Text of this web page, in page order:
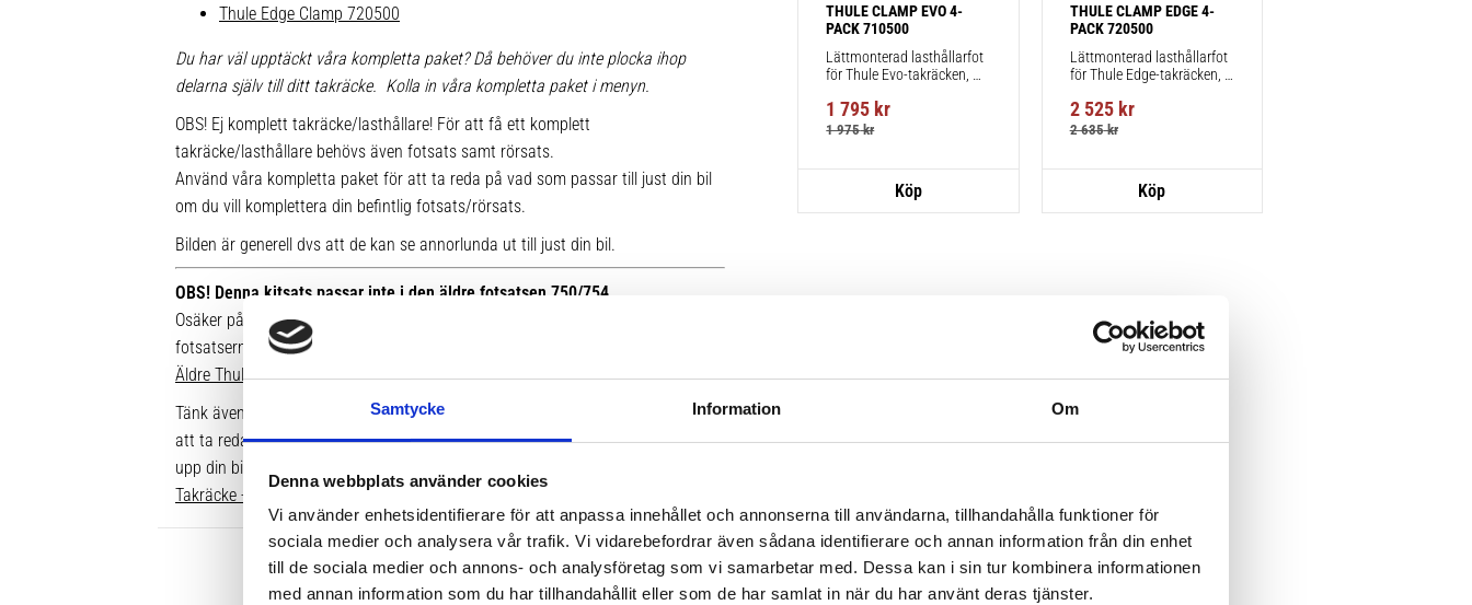
Samtycke Information Om
Denna webbplats använder cookies
Vi använder enhetsidentifierare för att anpassa innehållet och annonserna till användarna, tillhandahålla funktioner för
sociala medier och analysera vår trafik. Vi vidarebefordrar även sådana identifierare och annan information från din enhet
till de sociala medier och annons- och analysföretag som vi samarbetar med. Dessa kan i sin tur kombinera informationen
med annan information som du har tillhandahållit eller som de har samlat in när du har använt deras tjänster.
Thule Edge Clamp 720500
Du har väl upptäckt våra kompletta paket? Då behöver du inte plocka ihop
delarna själv till ditt takräcke. Kolla in våra kompletta paket i menyn.
OBS! Ej komplett takräcke/lasthållare! För att få ett komplett
takräcke/lasthållare behövs även fotsats samt rörsats.
Använd våra kompletta paket för att ta reda på vad som passar till just din bil
om du vill komplettera din befintlig fotsats/rörsats.
Bilden är generell dvs att de kan se annorlunda ut till just din bil.
OBS! Denna kitsats passar inte i den äldre fotsatsen 750/754.
Osäker på vilken fot du har sedan tidigare? Här kan du se bilder på de äldre
fotsatserna:
Äldre Thule fotsatser som inte går att komplettera med nya kitsatser >>
Tänk även på att dina rör över taket behöver vara i rätt längd. Enklaste sättet
att ta reda på vilken längd du ska ha är att gå till våra kompletta paket, leta
upp din bil. Där ser du enkelt vilken längd som passar.
Takräcke - kompletta paket >>
THULE CLAMP EVO 4-
PACK 710500
Lättmonterad lasthållarfot
för Thule Evo-takräcken,
fästpunkter för takräcke
eller fabriksmonterade
1 795 kr
1 975kr
THULE CLAMP EDGE 4-
PACK 720500
Lättmonterad lasthållarfot
för Thule Edge-takräcken,
fästpunkter för takräcke
eller fabriksmonterade
2 525kr
2 635kr